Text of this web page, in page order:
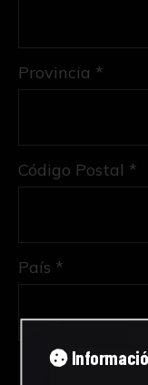
Provincia *
Código Postal *
País *